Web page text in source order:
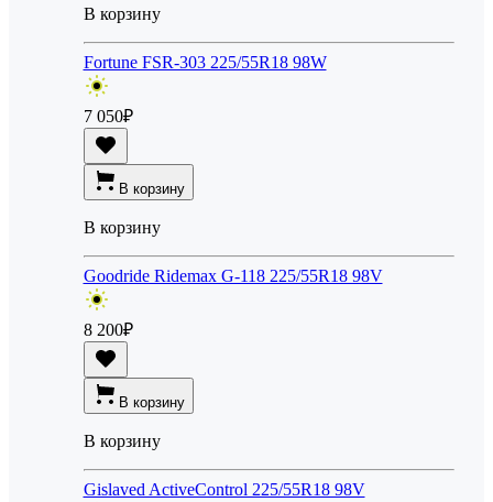
В корзину
Fortune FSR-303 225/55R18 98W
7 050₽
В корзину
В корзину
Goodride Ridemax G-118 225/55R18 98V
8 200₽
В корзину
В корзину
Gislaved ActiveControl 225/55R18 98V